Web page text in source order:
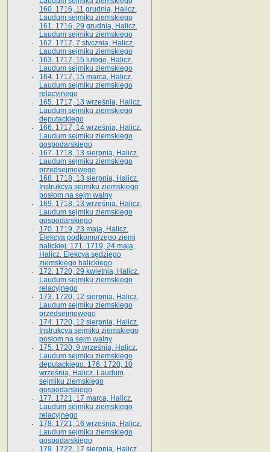
160. 1716, 11 grudnia, Halicz.
Laudum sejmiku ziemskiego
161. 1716, 29 grudnia, Halicz.
Laudum sejmiku ziemskiego
162. 1717, 7 stycznia, Halicz.
Laudum sejmiku ziemskiego
163. 1717, 15 lutego, Halicz.
Laudum sejmiku ziemskiego
164. 1717, 15 marca, Halicz.
Laudum sejmiku ziemskiego
relacyjnego
165. 1717, 13 września, Halicz.
Laudum sejmiku ziemskiego
deputackiego
166. 1717, 14 września, Halicz.
Laudum sejmiku ziemskiego
gospodarskiego
167. 1718, 13 sierpnia, Halicz.
Laudum sejmiku ziemskiego
przedsejmowego
168. 1718, 13 sierpnia, Halicz.
Instrukcya sejmiku ziemskiego
posłom na sejm walny
169. 1718, 13 września, Halicz.
Laudum sejmiku ziemskiego
gospodarskiego
170. 1719, 23 maja, Halicz.
Elekcya podkomorzego ziemi
halickiej. 171. 1719, 24 maja,
Halicz. Elekcya sędziego
ziemskiego halickiego
172. 1720, 29 kwietnia, Halicz.
Laudum sejmiku ziemskiego
relacyjnego
173. 1720, 12 sierpnia, Halicz.
Laudum sejmiku ziemskiego
przedsejmowego
174. 1720, 12 sierpnia, Halicz.
Instrukcya sejmiku ziemskiego
posłom na sejm walny
175. 1720, 9 września, Halicz.
Laudum sejmiku ziemskiego
deputackiego. 176. 1720, 10
września, Halicz. Laudum
sejmiku ziemskiego
gospodarskiego
177. 1721, 17 marca, Halicz.
Laudum sejmiku ziemskiego
relacyjnego
178. 1721, 16 września, Halicz.
Laudum sejmiku ziemskiego
gospodarskiego
179. 1722, 17 sierpnia, Halicz.